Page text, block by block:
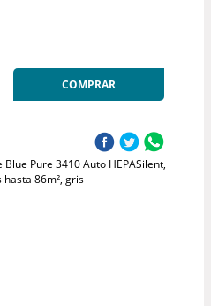
COMPRAR
Pure 3410 Auto HEPASilent,
86m², gris